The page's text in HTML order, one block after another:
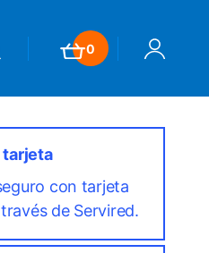
Search
0
tarjeta
con tarjeta
de Servired.